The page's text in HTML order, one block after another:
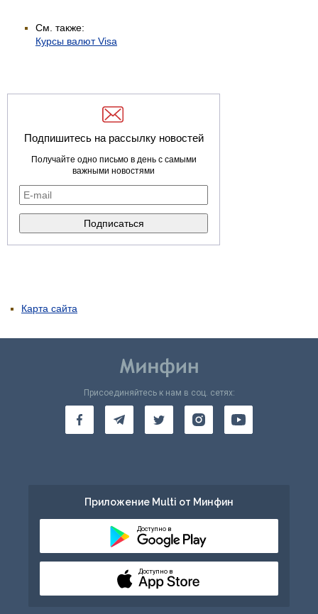
См. также:
Курсы валют Visa
Подпишитесь на рассылку новостей
Получайте одно письмо в день с самыми
важными новостями
Карта сайта
Присоединяйтесь к нам в соц. сетях:
Приложение Multi от Минфин
Доступно в
Доступно в